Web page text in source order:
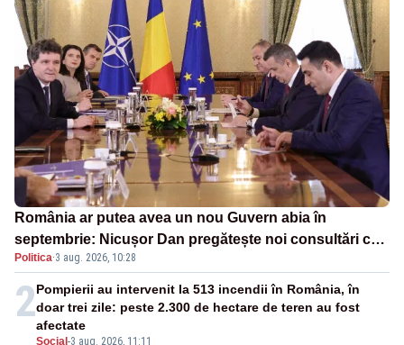
România ar putea avea un nou Guvern abia în
septembrie: Nicușor Dan pregătește noi consultări cu
partidele după 15 august
Politica·3 aug. 2026, 10:28
2
Social -3 aug. 2026, 11:11
Pompierii au intervenit la 513 incendii în România, în
doar trei zile: peste 2.300 de hectare de teren au fost
afectate